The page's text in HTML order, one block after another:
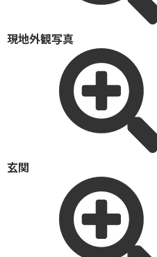
現地外観写真
玄関